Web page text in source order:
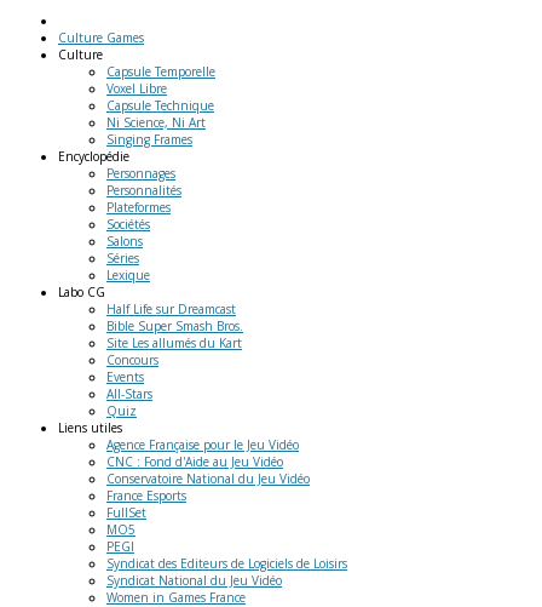
Culture Games
Culture
Capsule Temporelle
Voxel Libre
Capsule Technique
Ni Science, Ni Art
Singing Frames
Encyclopédie
Personnages
Personnalités
Plateformes
Sociétés
Salons
Séries
Lexique
Labo CG
Half Life sur Dreamcast
Bible Super Smash Bros.
Site Les allumés du Kart
Concours
Events
All-Stars
Quiz
Liens utiles
Agence Française pour le Jeu Vidéo
CNC : Fond d'Aide au Jeu Vidéo
Conservatoire National du Jeu Vidéo
France Esports
FullSet
MO5
PEGI
Syndicat des Editeurs de Logiciels de Loisirs
Syndicat National du Jeu Vidéo
Women in Games France